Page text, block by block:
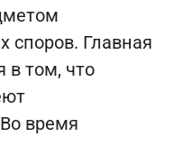
споров. Главная
в том, что
время